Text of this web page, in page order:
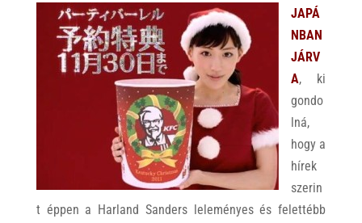
JAPÁ
NBAN
JÁRV
A, ki
gondo
lná,
hogy a
hírek
szerin
t éppen a Harland Sanders leleményes és felettébb